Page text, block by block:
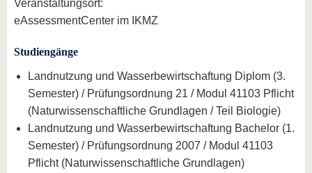
Veranstaltungsort:
eAssessmentCenter im IKMZ
Studiengänge
Landnutzung und Wasserbewirtschaftung Diplom (3.
Semester) / Prüfungsordnung 21 / Modul 41103 Pflicht
(Naturwissenschaftliche Grundlagen / Teil Biologie)
Landnutzung und Wasserbewirtschaftung Bachelor (1.
Semester) / Prüfungsordnung 2007 / Modul 41103
Pflicht (Naturwissenschaftliche Grundlagen)